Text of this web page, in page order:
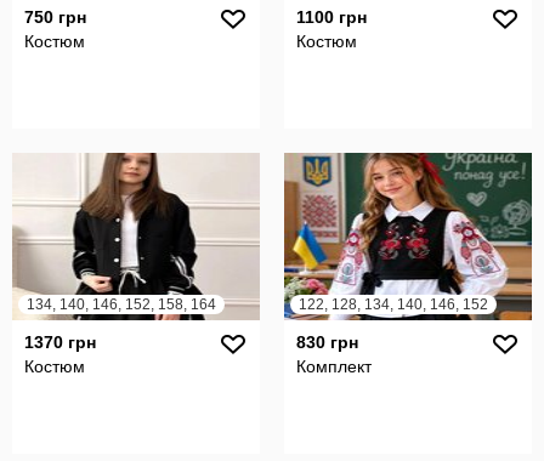
750 грн
Костюм
1100 грн
Костюм
134, 140, 146, 152, 158, 164
1370 грн
Костюм
122, 128, 134, 140, 146, 152
830 грн
Комплект